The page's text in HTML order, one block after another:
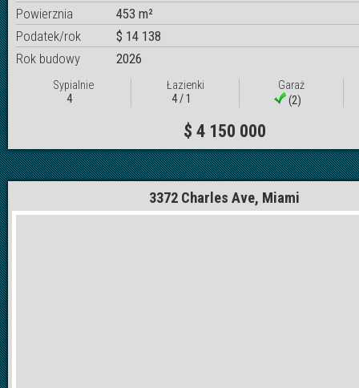
Powierznia
453 m²
Podatek/rok
$ 14 138
Rok budowy
2026
Sypialnie
4
Łazienki
4 / 1
Garaż
(2)
$ 4 150 000
3372 Charles Ave, Miami